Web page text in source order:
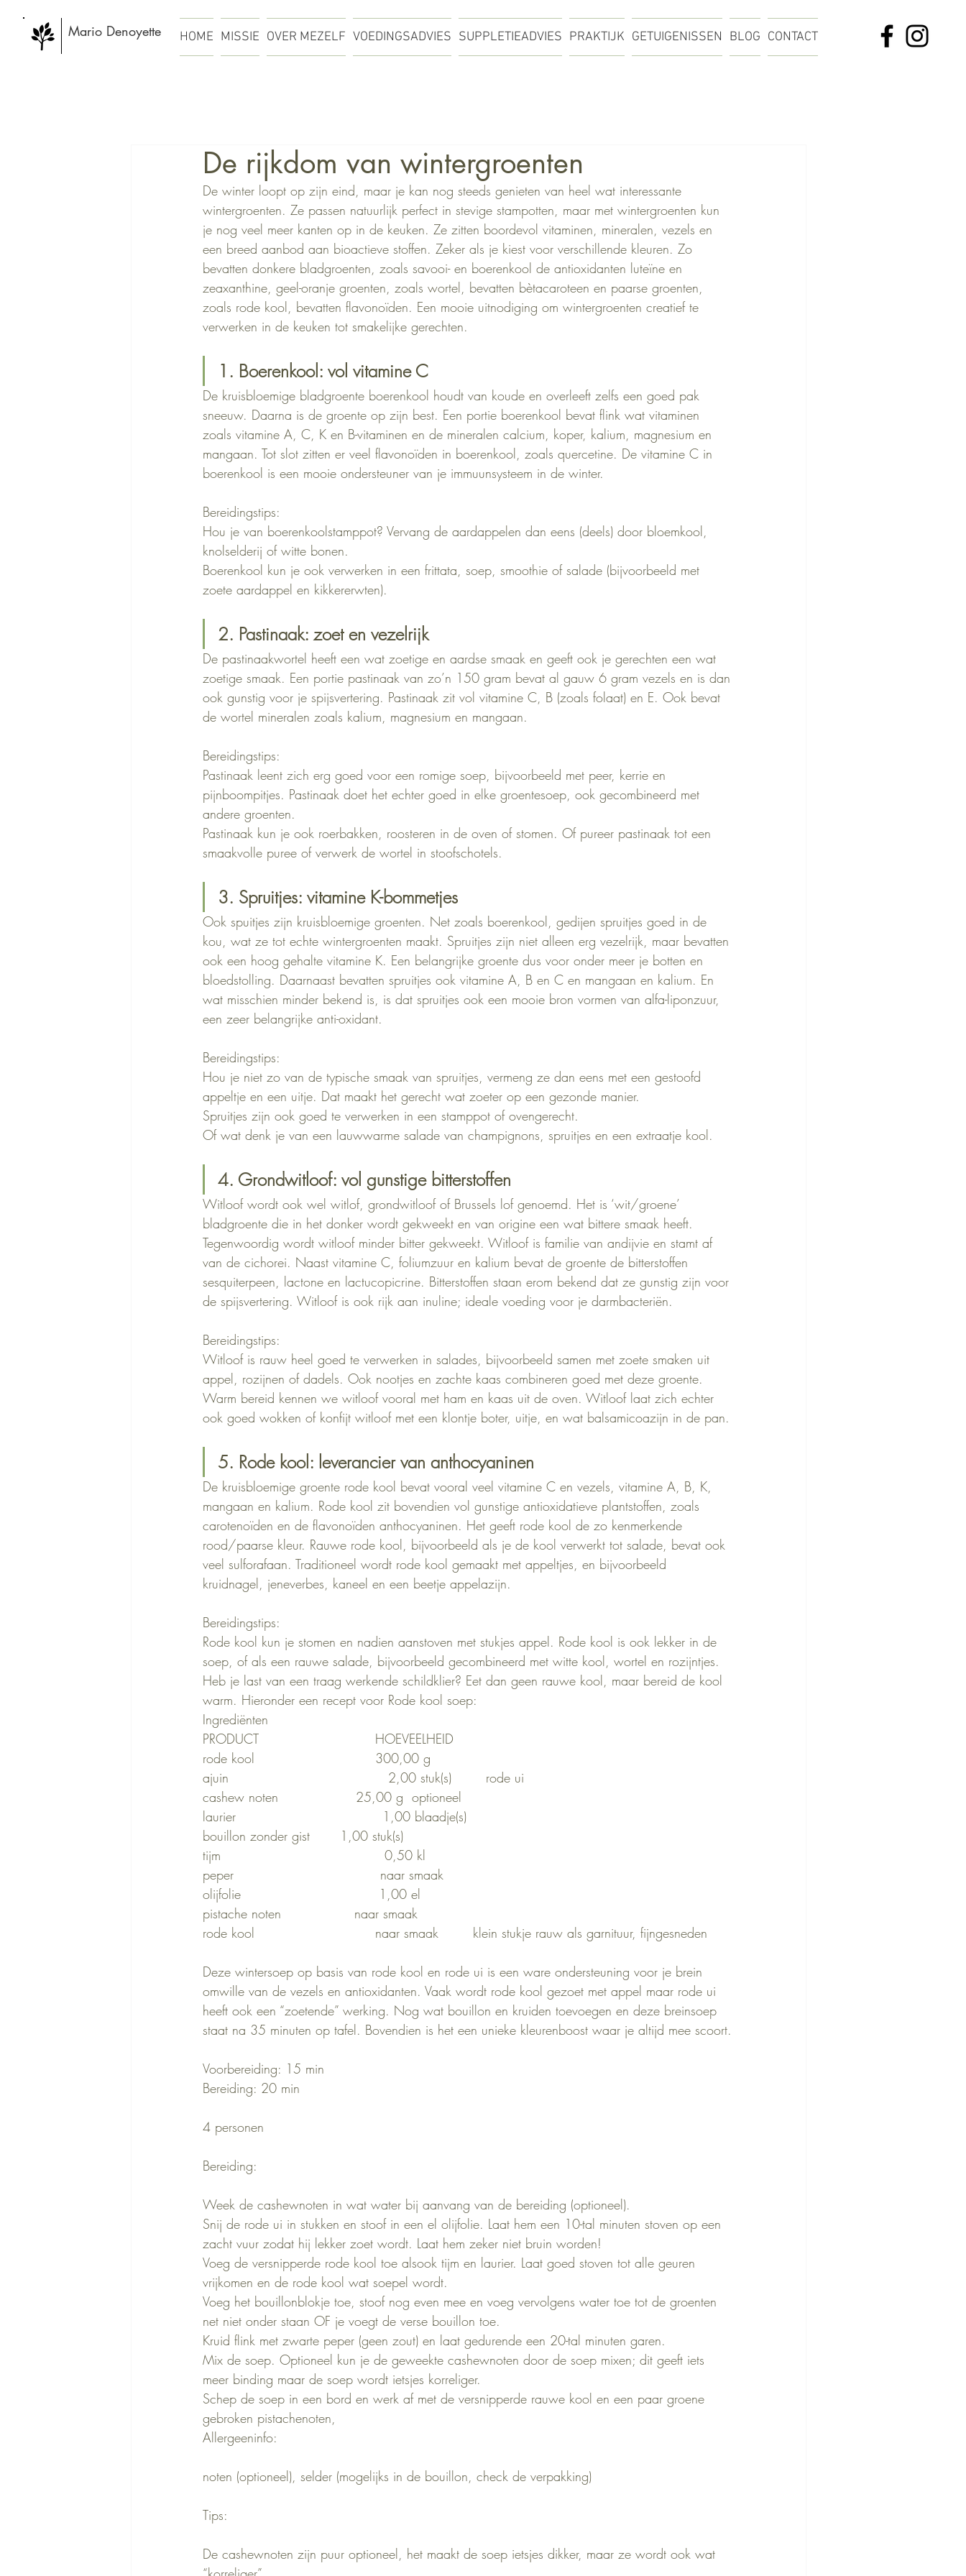
Mario Denoyette HOME MISSIE OVER MEZELF VOEDINGSADVIES SUPPLETIEADVIES PRAKTIJK GETUIGENISSEN BLOG CONTACT
De rijkdom van wintergroenten
De winter loopt op zijn eind, maar je kan nog steeds genieten van heel wat interessante
wintergroenten. Ze passen natuurlijk perfect in stevige stampotten, maar met wintergroenten kun
je nog veel meer kanten op in de keuken. Ze zitten boordevol vitaminen, mineralen, vezels en
een breed aanbod aan bioactieve stoffen. Zeker als je kiest voor verschillende kleuren. Zo
bevatten donkere bladgroenten, zoals savooi- en boerenkool de antioxidanten luteïne en
zeaxanthine, geel-oranje groenten, zoals wortel, bevatten bètacaroteen en paarse groenten,
zoals rode kool, bevatten flavonoïden. Een mooie uitnodiging om wintergroenten creatief te
verwerken in de keuken tot smakelijke gerechten.
1. Boerenkool: vol vitamine C
De kruisbloemige bladgroente boerenkool houdt van koude en overleeft zelfs een goed pak
sneeuw. Daarna is de groente op zijn best. Een portie boerenkool bevat flink wat vitaminen
zoals vitamine A, C, K en B-vitaminen en de mineralen calcium, koper, kalium, magnesium en
mangaan. Tot slot zitten er veel flavonoïden in boerenkool, zoals quercetine. De vitamine C in
boerenkool is een mooie ondersteuner van je immuunsysteem in de winter.
Bereidingstips:
Hou je van boerenkoolstamppot? Vervang de aardappelen dan eens (deels) door bloemkool,
knolselderij of witte bonen.
Boerenkool kun je ook verwerken in een frittata, soep, smoothie of salade (bijvoorbeeld met
zoete aardappel en kikkererwten).
2. Pastinaak: zoet en vezelrijk
De pastinaakwortel heeft een wat zoetige en aardse smaak en geeft ook je gerechten een wat
zoetige smaak. Een portie pastinaak van zo’n 150 gram bevat al gauw 6 gram vezels en is dan
ook gunstig voor je spijsvertering. Pastinaak zit vol vitamine C, B (zoals folaat) en E. Ook bevat
de wortel mineralen zoals kalium, magnesium en mangaan.
Bereidingstips:
Pastinaak leent zich erg goed voor een romige soep, bijvoorbeeld met peer, kerrie en
pijnboompitjes. Pastinaak doet het echter goed in elke groentesoep, ook gecombineerd met
andere groenten.
Pastinaak kun je ook roerbakken, roosteren in de oven of stomen. Of pureer pastinaak tot een
smaakvolle puree of verwerk de wortel in stoofschotels.
3. Spruitjes: vitamine K-bommetjes
Ook spuitjes zijn kruisbloemige groenten. Net zoals boerenkool, gedijen spruitjes goed in de
kou, wat ze tot echte wintergroenten maakt. Spruitjes zijn niet alleen erg vezelrijk, maar bevatten
ook een hoog gehalte vitamine K. Een belangrijke groente dus voor onder meer je botten en
bloedstolling. Daarnaast bevatten spruitjes ook vitamine A, B en C en mangaan en kalium. En
wat misschien minder bekend is, is dat spruitjes ook een mooie bron vormen van alfa-liponzuur,
een zeer belangrijke anti-oxidant.
Bereidingstips:
Hou je niet zo van de typische smaak van spruitjes, vermeng ze dan eens met een gestoofd
appeltje en een uitje. Dat maakt het gerecht wat zoeter op een gezonde manier.
Spruitjes zijn ook goed te verwerken in een stamppot of ovengerecht.
Of wat denk je van een lauwwarme salade van champignons, spruitjes en een extraatje kool.
4. Grondwitloof: vol gunstige bitterstoffen
Witloof wordt ook wel witlof, grondwitloof of Brussels lof genoemd. Het is ‘wit/groene’
bladgroente die in het donker wordt gekweekt en van origine een wat bittere smaak heeft.
Tegenwoordig wordt witloof minder bitter gekweekt. Witloof is familie van andijvie en stamt af
van de cichorei. Naast vitamine C, foliumzuur en kalium bevat de groente de bitterstoffen
sesquiterpeen, lactone en lactucopicrine. Bitterstoffen staan erom bekend dat ze gunstig zijn voor
de spijsvertering. Witloof is ook rijk aan inuline; ideale voeding voor je darmbacteriën.
Bereidingstips:
Witloof is rauw heel goed te verwerken in salades, bijvoorbeeld samen met zoete smaken uit
appel, rozijnen of dadels. Ook nootjes en zachte kaas combineren goed met deze groente.
Warm bereid kennen we witloof vooral met ham en kaas uit de oven. Witloof laat zich echter
ook goed wokken of konfijt witloof met een klontje boter, uitje, en wat balsamicoazijn in de pan.
5. Rode kool: leverancier van anthocyaninen
De kruisbloemige groente rode kool bevat vooral veel vitamine C en vezels, vitamine A, B, K,
mangaan en kalium. Rode kool zit bovendien vol gunstige antioxidatieve plantstoffen, zoals
carotenoïden en de flavonoïden anthocyaninen. Het geeft rode kool de zo kenmerkende
rood/paarse kleur. Rauwe rode kool, bijvoorbeeld als je de kool verwerkt tot salade, bevat ook
veel sulforafaan. Traditioneel wordt rode kool gemaakt met appeltjes, en bijvoorbeeld
kruidnagel, jeneverbes, kaneel en een beetje appelazijn.
Bereidingstips:
Rode kool kun je stomen en nadien aanstoven met stukjes appel. Rode kool is ook lekker in de
soep, of als een rauwe salade, bijvoorbeeld gecombineerd met witte kool, wortel en rozijntjes.
Heb je last van een traag werkende schildklier? Eet dan geen rauwe kool, maar bereid de kool
warm. Hieronder een recept voor Rode kool soep:
Ingrediënten
PRODUCT                           HOEVEELHEID
rode kool                            300,00 g
ajuin                                     2,00 stuk(s)        rode ui
cashew noten                  25,00 g  optioneel
laurier                                  1,00 blaadje(s)
bouillon zonder gist       1,00 stuk(s)
tijm                                      0,50 kl
peper                                  naar smaak
olijfolie                                1,00 el
pistache noten                 naar smaak
rode kool                            naar smaak        klein stukje rauw als garnituur, fijngesneden
Deze wintersoep op basis van rode kool en rode ui is een ware ondersteuning voor je brein
omwille van de vezels en antioxidanten. Vaak wordt rode kool gezoet met appel maar rode ui
heeft ook een “zoetende” werking. Nog wat bouillon en kruiden toevoegen en deze breinsoep
staat na 35 minuten op tafel. Bovendien is het een unieke kleurenboost waar je altijd mee scoort.
Voorbereiding: 15 min
Bereiding: 20 min
4 personen
Bereiding:
Week de cashewnoten in wat water bij aanvang van de bereiding (optioneel).
Snij de rode ui in stukken en stoof in een el olijfolie. Laat hem een 10-tal minuten stoven op een
zacht vuur zodat hij lekker zoet wordt. Laat hem zeker niet bruin worden!
Voeg de versnipperde rode kool toe alsook tijm en laurier. Laat goed stoven tot alle geuren
vrijkomen en de rode kool wat soepel wordt.
Voeg het bouillonblokje toe, stoof nog even mee en voeg vervolgens water toe tot de groenten
net niet onder staan OF je voegt de verse bouillon toe.
Kruid flink met zwarte peper (geen zout) en laat gedurende een 20-tal minuten garen.
Mix de soep. Optioneel kun je de geweekte cashewnoten door de soep mixen; dit geeft iets
meer binding maar de soep wordt ietsjes korreliger.
Schep de soep in een bord en werk af met de versnipperde rauwe kool en een paar groene
gebroken pistachenoten,
Allergeeninfo:
noten (optioneel), selder (mogelijks in de bouillon, check de verpakking)
Tips:
De cashewnoten zijn puur optioneel, het maakt de soep ietsjes dikker, maar ze wordt ook wat